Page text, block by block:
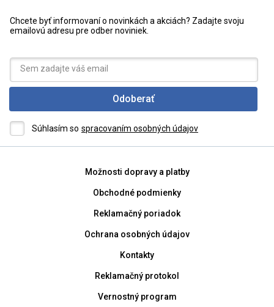
Chcete byť informovaní o novinkách a akciách? Zadajte svoju
emailovú adresu pre odber noviniek.
Odoberať
Súhlasím so spracovaním osobných údajov
Možnosti dopravy a platby
Obchodné podmienky
Reklamačný poriadok
Ochrana osobných údajov
Kontakty
Reklamačný protokol
Vernostný program